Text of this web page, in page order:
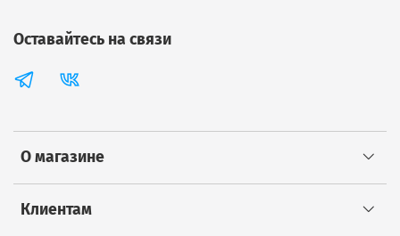
О магазине
Клиентам
Оставайтесь на связи